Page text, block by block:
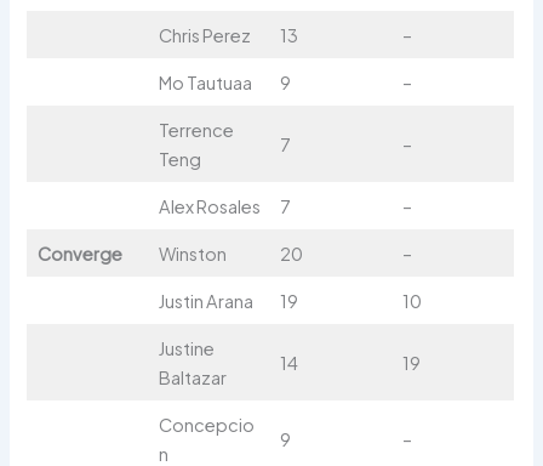
Chris Perez 13 –
Mo Tautuaa 9 –
Terrence
Teng
7 –
Alex Rosales 7 –
Converge Winston 20 –
Justin Arana 19 10
Justine
Baltazar
14 19
Concepcio
n
9 –